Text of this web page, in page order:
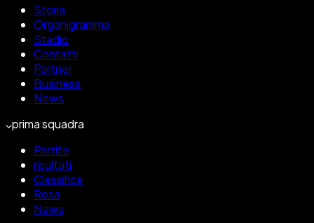
Storia
Organigramma
Stadio
Contatti
Partner
Business
News
prima squadra
Partite
risultati
Classifica
Rosa
News